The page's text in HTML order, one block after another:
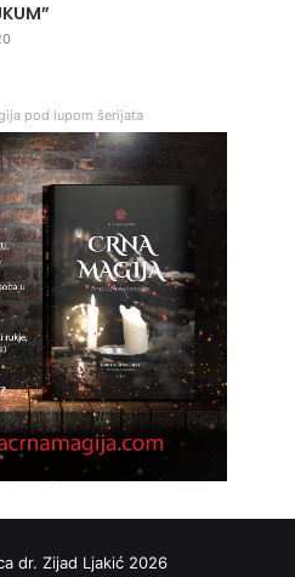
pod lupom šerijata
dr. Zijad Ljakić 2026